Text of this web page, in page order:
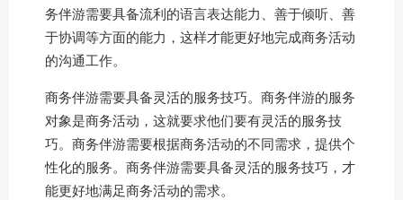
务伴游需要具备流利的语言表达能力、善于倾听、善
于协调等方面的能力，这样才能更好地完成商务活动
的沟通工作。
商务伴游需要具备灵活的服务技巧。商务伴游的服务
对象是商务活动，这就要求他们要有灵活的服务技
巧。商务伴游需要根据商务活动的不同需求，提供个
性化的服务。商务伴游需要具备灵活的服务技巧，才
能更好地满足商务活动的需求。